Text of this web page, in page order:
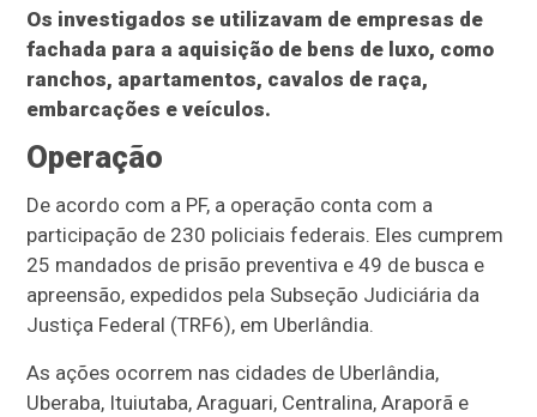
Os investigados se utilizavam de empresas de
fachada para a aquisição de bens de luxo, como
ranchos, apartamentos, cavalos de raça,
embarcações e veículos.
Operação
De acordo com a PF, a operação conta com a
participação de 230 policiais federais. Eles cumprem
25 mandados de prisão preventiva e 49 de busca e
apreensão, expedidos pela Subseção Judiciária da
Justiça Federal (TRF6), em Uberlândia.
As ações ocorrem nas cidades de Uberlândia,
Uberaba, Ituiutaba, Araguari, Centralina, Araporã e